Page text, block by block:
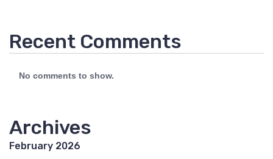
Recent Comments
No comments to show.
Archives
February 2026